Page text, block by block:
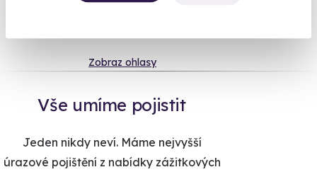
Zobraz ohlasy
Vše umíme pojistit
Jeden nikdy neví. Máme nejvyšší
úrazové pojištění z nabídky zážitkových